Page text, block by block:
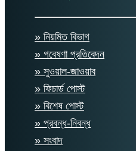
» নিয়মিত বিভাগ
» গবেষণা প্রতিবেদন
» সুওয়াল-জাওয়াব
» ফিচার্ড পোস্ট
» বিশেষ পোস্ট
» প্রবন্ধ-নিবন্ধ
» সংবাদ